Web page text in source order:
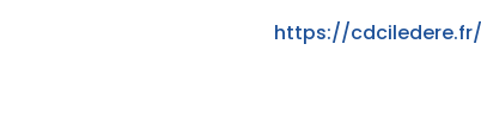
https://